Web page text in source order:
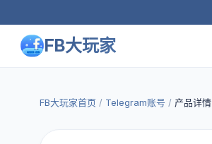
FB大玩家
FB大玩家首页 / Telegram账号 / 产品详情